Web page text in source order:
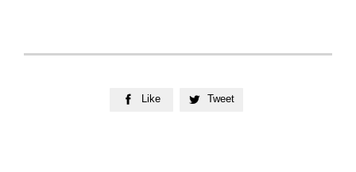
 Like  Tweet